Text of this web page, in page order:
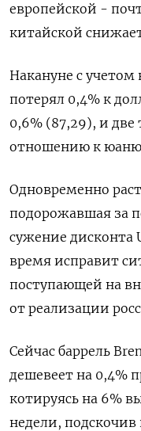
европейской -
китайской
Накануне с учетом
потерял 0,4% к
0,6% (87,29), и две
отношению к юаню
Одновременно
подорожавшая за
сужение дисконта
время исправит
поступающей на
от реализации
Сейчас баррель
дешевеет на 0,4%
котируясь на 6%
недели, подскочив